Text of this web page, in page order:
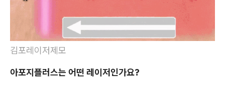
김포레이저제모
아포지플러스는 어떤 레이저인가요?